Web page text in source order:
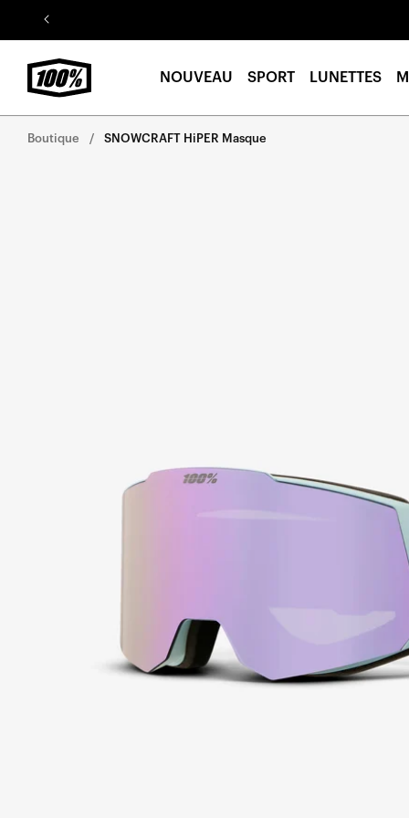
Aller au
contenu
NOUVEAU SPORT LUNETTES
Boutique SNOWCRAFT HiPER Masque